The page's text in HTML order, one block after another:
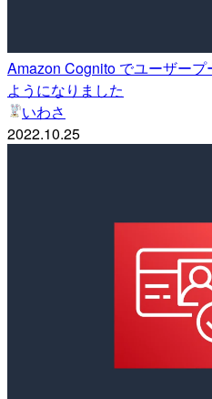
Amazon Cognito でユーザー
ようになりました
いわさ
2022.10.25